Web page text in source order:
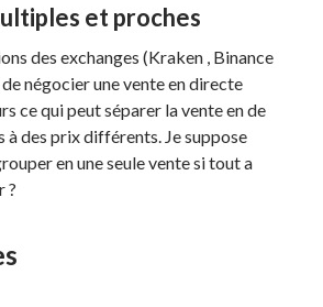
et proches
des exchanges (Kraken , Binance
négocier une vente en directe
ce qui peut séparer la vente en de
des prix différents. Je suppose
en une seule vente si tout a
?